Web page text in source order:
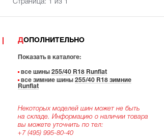
Страница: 1 из 1
ДОПОЛНИТЕЛЬНО
Показать в каталоге:
все шины 255/40 R18 Runflat
все зимние шины 255/40 R18 зимние
Runflat
Некоторых моделей шин может не быть
на складе. Информацию о наличии товара
вы можете уточнить по тел:
+7 (495) 995-80-40